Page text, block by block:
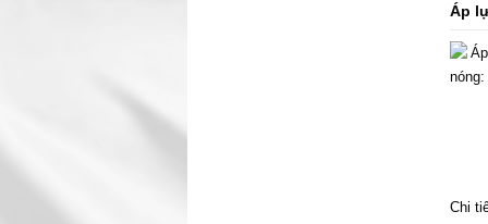
Áp
Chi